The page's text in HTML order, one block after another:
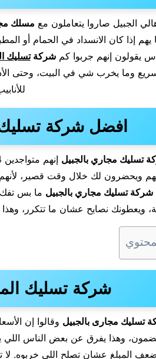
الجبيل صاروا يتعاملون مع مسلك
إذا كان الانسداد في الحمام أو
يقولون إنهم جربوا كمشركةتسليك
وما يخرب شي في البيت، وحتى
افضل شركة
تسليك مجاري بالجبيل
ويحضرون لك خلال وقت قصير،
شركة تسليك مجاري بالجبيل ما بس تفك
ويعطونك نصايح عشان ما تتكرر،
شركة تسليك
تسليك مجارى بالجبيل وقالوا إن
وهذا يفرق عن بعض الناس اللي
المبلغ عشان تصلح اللي خربوه.